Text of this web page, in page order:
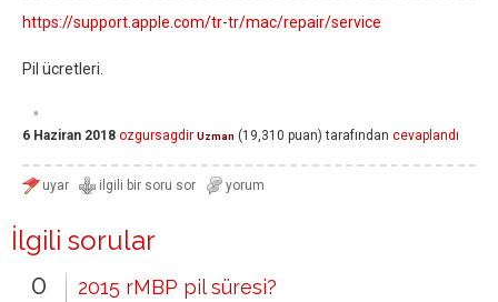
https://support.apple.com/tr-tr/mac/repair/service
Pil ücretleri.
6 Haziran 2018 ozgursagdir Uzman (19,310 puan) tarafından cevaplandı
İlgili sorular
0
2015 rMBP pil süresi?